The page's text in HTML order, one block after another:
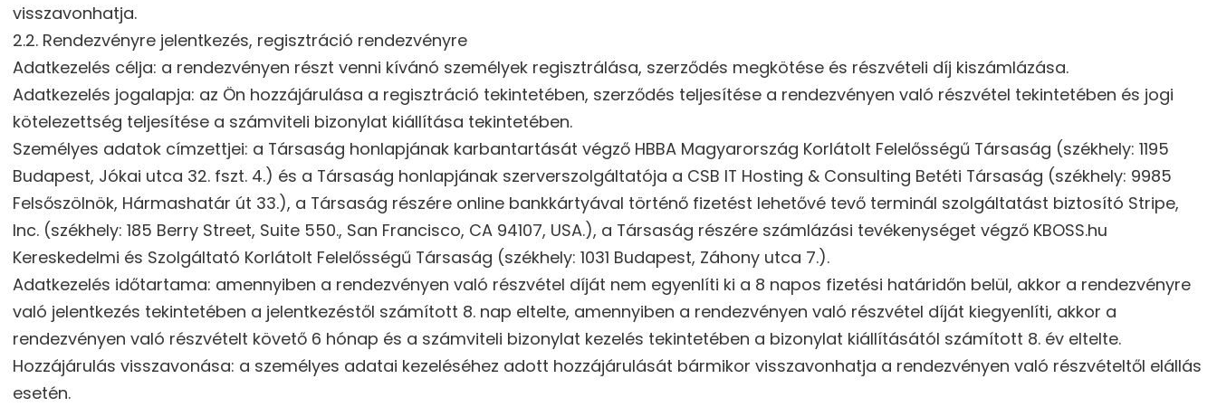
visszavonhatja.
2.2. Rendezvényre jelentkezés, regisztráció rendezvényre
Adatkezelés célja: a rendezvényen részt venni kívánó személyek regisztrálása, szerződés megkötése és részvételi díj kiszámlázása.
Adatkezelés jogalapja: az Ön hozzájárulása a regisztráció tekintetében, szerződés teljesítése a rendezvényen való részvétel tekintetében és jogi
kötelezettség teljesítése a számviteli bizonylat kiállítása tekintetében.
Személyes adatok címzettjei: a Társaság honlapjának karbantartását végző HBBA Magyarország Korlátolt Felelősségű Társaság (székhely: 1195
Budapest, Jókai utca 32. fszt. 4.) és a Társaság honlapjának szerverszolgáltatója a CSB IT Hosting & Consulting Betéti Társaság (székhely: 9985
Felsőszölnök, Hármashatár út 33.), a Társaság részére online bankkártyával történő fizetést lehetővé tevő terminál szolgáltatást biztosító Stripe,
Inc. (székhely: 185 Berry Street, Suite 550., San Francisco, CA 94107, USA.), a Társaság részére számlázási tevékenységet végző KBOSS.hu
Kereskedelmi és Szolgáltató Korlátolt Felelősségű Társaság (székhely: 1031 Budapest, Záhony utca 7.).
Adatkezelés időtartama: amennyiben a rendezvényen való részvétel díját nem egyenlíti ki a 8 napos fizetési határidőn belül, akkor a rendezvényre
való jelentkezés tekintetében a jelentkezéstől számított 8. nap eltelte, amennyiben a rendezvényen való részvétel díját kiegyenlíti, akkor a
rendezvényen való részvételt követő 6 hónap és a számviteli bizonylat kezelés tekintetében a bizonylat kiállításától számított 8. év eltelte.
Hozzájárulás visszavonása: a személyes adatai kezeléséhez adott hozzájárulását bármikor visszavonhatja a rendezvényen való részvételtől elállás
esetén.